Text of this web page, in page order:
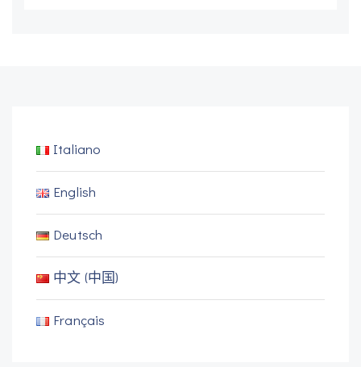
Italiano
English
Deutsch
中文 (中国)
Français